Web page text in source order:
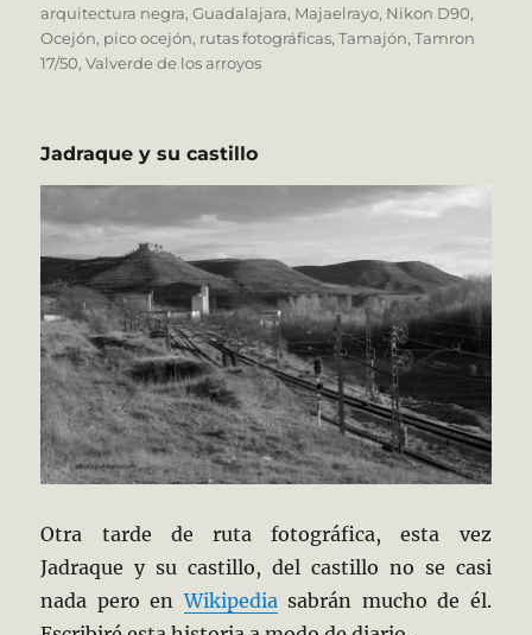
el
arquitectura negra,Guadalajara, Majaelrayo, Nikon D90,
Ocejón, pico ocejón, rutas fotográficas,Tamajón,Tamron
17/50,Valverde de los arroyos
Jadraque y su castillo
Otra tarde de ruta fotográfica, esta vez
Jadraque y su castillo, del castillo no se casi
nada pero enWikipediasabrán mucho de él.